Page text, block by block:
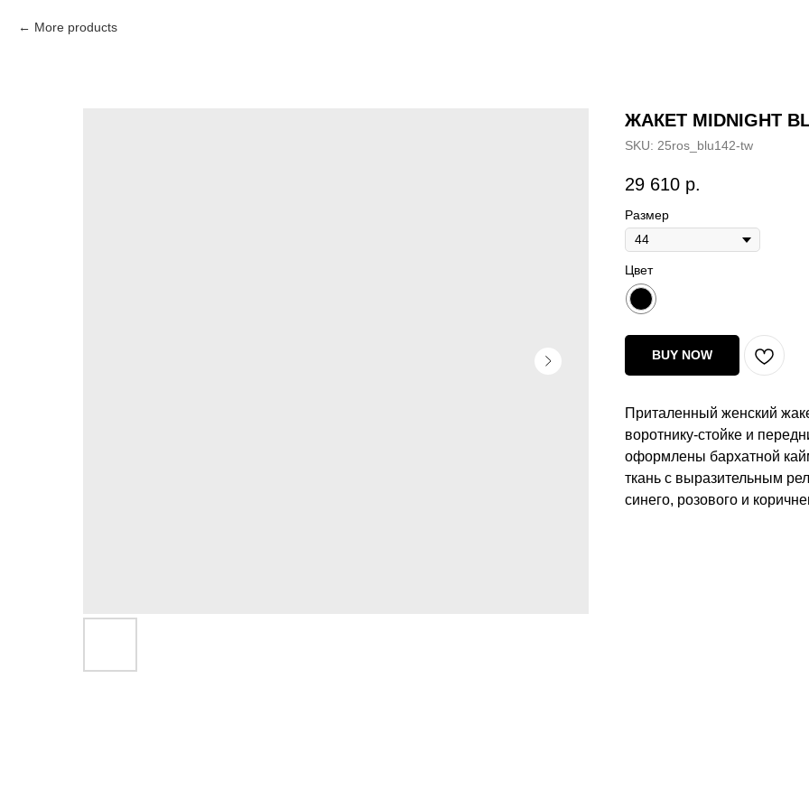
More products
ЖАКЕТ MIDNIGHT
SKU: 25ros_blu142-tw
29 610 р.
Размер
Цвет
BUY NOW
Приталенный женский
воротнику-стойке и
оформлены бархатной
ткань с выразительным
синего, розового и